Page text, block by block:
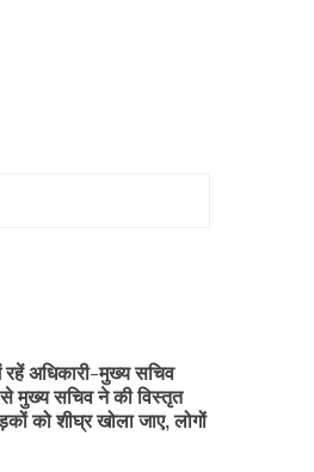
अधिकारी-मुख्य सचिव
मुख्य सचिव ने की विस्तृत
को शीघ्र खोला जाए, लोगों